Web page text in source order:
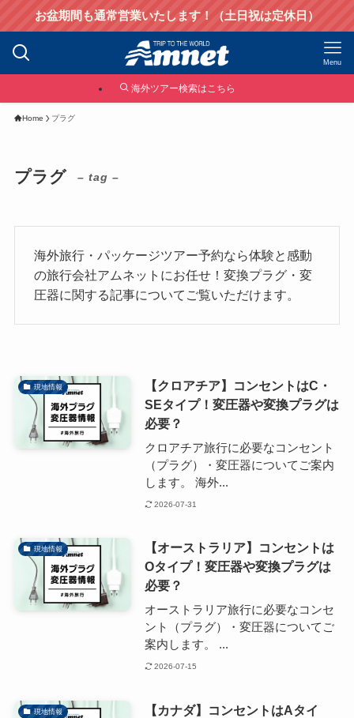
お盆期間も通常営業いたします！（土日祝は定休日）
Menu
海外ツアー検索はこちら
Home プラグ
プラグ – tag –
海外旅行・パッケージツアー予約なら体験と感動
の旅行会社アムネットにお任せ！変換プラグ・変
圧器に関する記事についてご覧いただけます。
現地情報
【クロアチア】コンセントはC・
SEタイプ！変圧器や変換プラグは
必要？
クロアチア旅行に必要なコンセント
（プラグ）・変圧器についてご案内
します。 海外...
2026-07-31
現地情報
【オーストラリア】コンセントは
Oタイプ！変圧器や変換プラグは
必要？
オーストラリア旅行に必要なコンセ
ント（プラグ）・変圧器についてご
案内します。 ...
2026-07-15
現地情報
【カナダ】コンセントはAタイ